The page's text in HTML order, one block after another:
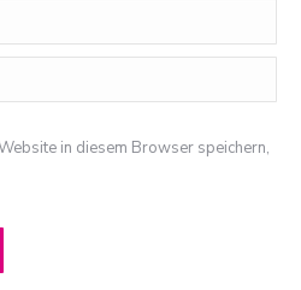
in diesem Browser speichern,